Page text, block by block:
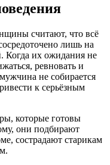
считают, что всё
лишь на
Когда их ожидания не
ревновать и
не собирается
к серьёзным
которые готовы
они подбирают
сострадают старикам